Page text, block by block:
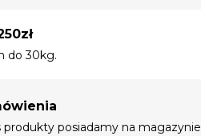
do 30kg.
posiadamy na